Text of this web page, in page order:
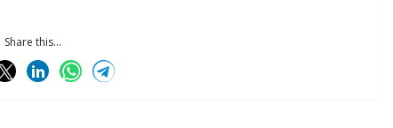
Share this...